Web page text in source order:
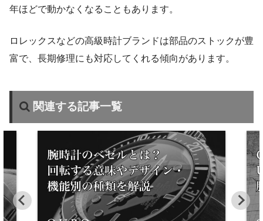
年ほどで動かなくなることもあります。
ロレックスなどの高級時計ブランドは部品のストックが豊
富で、長期修理にも対応してくれる傾向があります。
関連する記事一覧